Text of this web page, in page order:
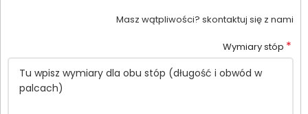
Masz wątpliwości? skontaktuj się z nami
Wymiary stóp *